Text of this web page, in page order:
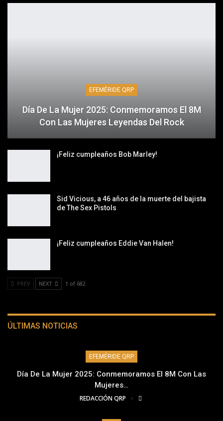
EFEMÉRIDE QRP
Día De La Mujer 2025: Conmemoramos El 8M
Con Las Mujeres Leyendas Del Rock
¡Feliz cumpleaños Bob Marley!
Sid Vicious, a 46 años de la muerte del bajista
de The Sex Pistols
¡Feliz cumpleaños Eddie Van Halen!
PREV NEXT 1 of 682
ÚLTIMAS NOTICIAS
EFEMÉRIDE QRP
Día De La Mujer 2025: Conmemoramos El 8M Con Las
Mujeres…
REDACCIÓN QRP